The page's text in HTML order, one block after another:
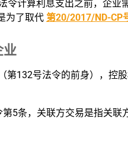
令计算利息支出之前，企业
为了取代 第20/2017/ND-CP
业
第132号法令的前身），控
5条，关联方交易是指关